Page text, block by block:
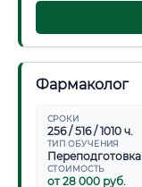
Фармаколог
СРОКИ
256 / 516 / 1010 ч.
ТИП ОБУЧЕНИЯ
Переподготовка
СТОИМОСТЬ
от 28 000 руб.